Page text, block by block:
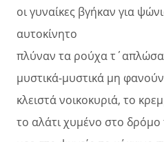
οι γυναίκες βγήκαν για
αυτοκίνητο
πλύναν τα ρούχα
μυστικά-μυστικά μη
κλειστά νοικοκυριά, το
το αλάτι χυμένο στο δρόμο